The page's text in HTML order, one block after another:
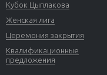
Кубок Цыплакова
Женская лига
Церемония закрытия
Квалификационные
предложения